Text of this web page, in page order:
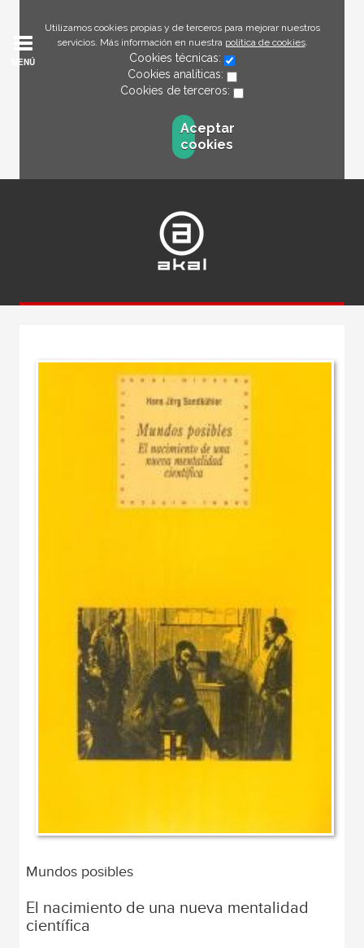
Utilizamos cookies propias y de terceros para mejorar nuestros
servicios. Más información en nuestra política de cookies.
Cookies técnicas:
Cookies analíticas:
Cookies de terceros:
Aceptar
cookies
MENÚ
Mundos posibles
El nacimiento de una nueva mentalidad
científica